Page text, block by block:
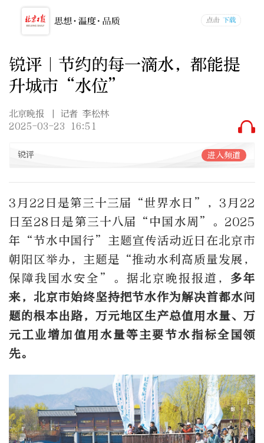
锐评｜节约的每一滴水，都能提
升城市“水位”
北京晚报
| 记者 李松林
2025-03-23 16:51
锐评 进入频道
3月22日是第三十三届“世界水日”，3月22
日至28日是第三十八届“中国水周”。2025
年“节水中国行”主题宣传活动近日在北京市
朝阳区举办，主题是“推动水利高质量发展，
保障我国水安全”。据北京晚报报道， 多年
来，北京市始终坚持把节水作为解决首都水问
题的根本出路，万元地区生产总值用水量、万
元工业增加值用水量等主要节水指标全国领
先。